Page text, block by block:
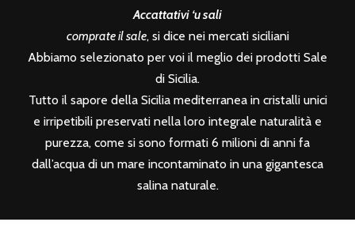
Accattativi ‘u sali
comprate il sale, si dice nei mercati siciliani
Abbiamo selezionato per voi il meglio dei prodotti Sale
di Sicilia.
Tutto il sapore della Sicilia mediterranea in cristalli unici
e irripetibili preservati nella loro integrale naturalità e
purezza, come si sono formati 6 milioni di anni fa
dall’acqua di un mare incontaminato in una gigantesca
salina naturale.